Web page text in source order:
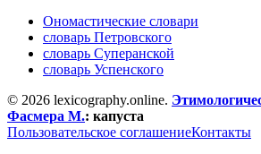
Ономастические словари
словарь Петровского
словарь Суперанской
словарь Успенского
© 2026 lexicography.online.
Фасмера М.: капуста
Пользовательское соглашениеКонтакты